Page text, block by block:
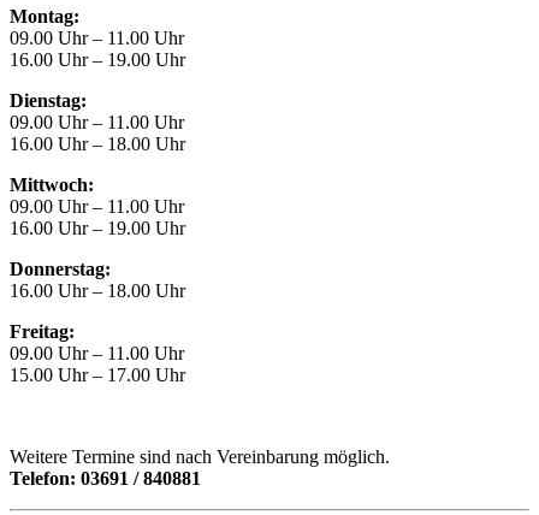
Montag:
09.00 Uhr – 11.00 Uhr
16.00 Uhr – 19.00 Uhr
Dienstag:
09.00 Uhr – 11.00 Uhr
16.00 Uhr – 18.00 Uhr
Mittwoch:
09.00 Uhr – 11.00 Uhr
16.00 Uhr – 19.00 Uhr
Donnerstag:
16.00 Uhr – 18.00 Uhr
Freitag:
09.00 Uhr – 11.00 Uhr
15.00 Uhr – 17.00 Uhr
Weitere Termine sind nach Vereinbarung möglich.
Telefon: 03691 / 840881